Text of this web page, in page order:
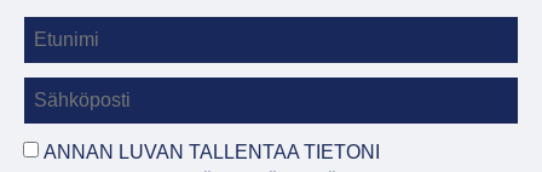
ANNAN LUVAN TALLENTAA TIETONI